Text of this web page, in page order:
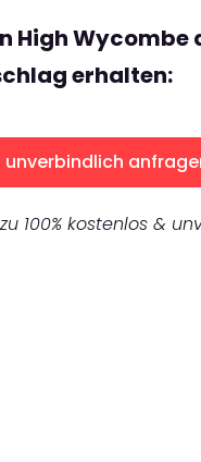
High Wycombe
erhalten:
unverbindlich
100% kostenlos &